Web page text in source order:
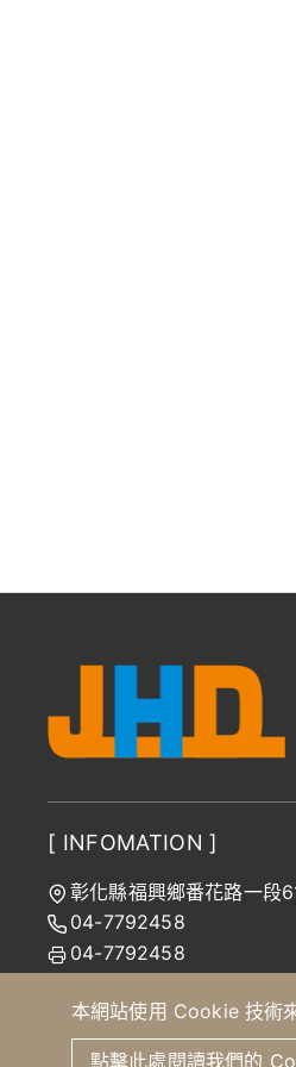
本網站使用 Cookie 技術
點擊此處閱讀我們的
[ INFOMATION ]
彰化縣福興鄉番花路一段
04-7792458
04-7792458